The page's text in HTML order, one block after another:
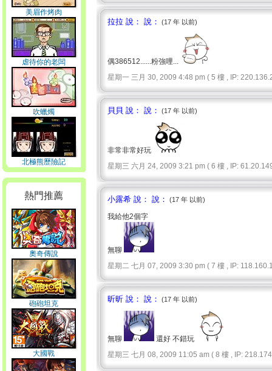
美眉作烤肉
虐待你的老闆
吹蠟燭
北極熊歷險記
熱門推薦
奧奇傳說
砲砲坦克
大國戰
拉拉 說： 說： (17 年 以前)
偶386512......粉強哩...
星期一 三月 30, 2009 4:48 pm ( 5 樓 , IP:
貝貝 說： 說： (17 年 以前)
非常非常好玩
星期三 六月 24, 2009 3:21 pm ( 6 樓 , IP:
小露希 說： 說： (17 年 以前)
我給他2個字
無聊
星期二 七月 07, 2009 3:30 pm ( 7 樓 , IP:
昕昕 說： 說： (17 年 以前)
無聊
還好 不錯玩
星期三 七月 08, 2009 11:05 am ( 8 樓 , IP: